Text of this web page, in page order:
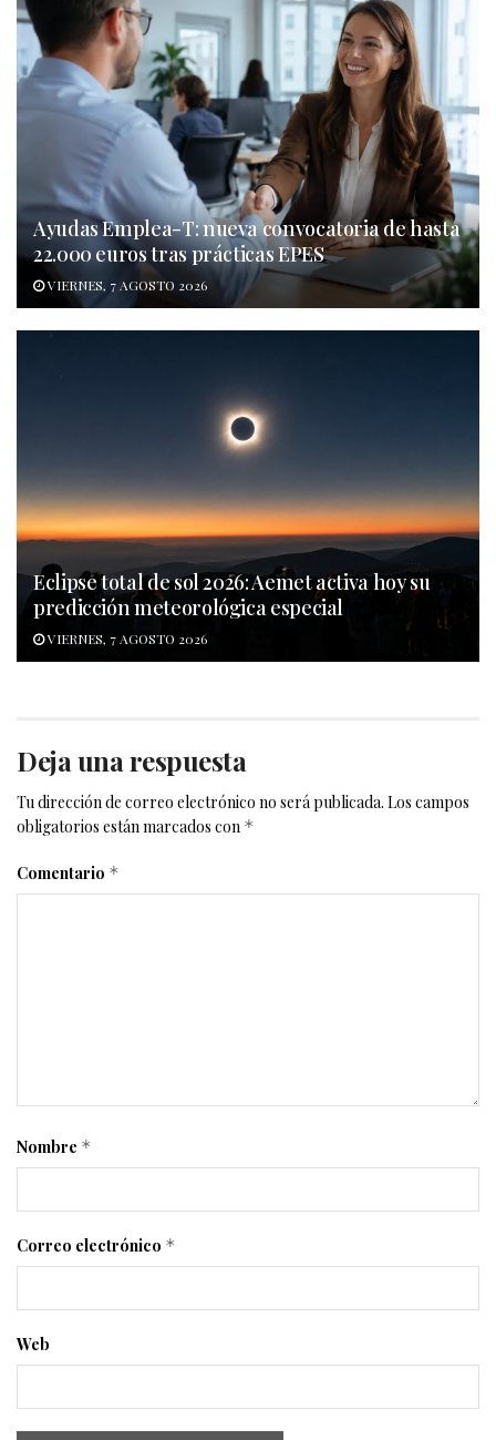
Ayudas Emplea-T: nueva convocatoria de hasta
22.000 euros tras prácticas EPES
VIERNES, 7 AGOSTO 2026
Eclipse total de sol 2026: Aemet activa hoy su
predicción meteorológica especial
VIERNES, 7 AGOSTO 2026
Deja una respuesta
Tu dirección de correo electrónico no será publicada. Los campos
obligatorios están marcados con *
Comentario *
Nombre *
Correo electrónico *
Web